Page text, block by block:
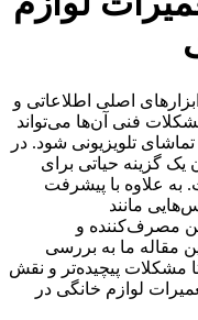
اصلی اطلاعاتی و
فنی آن‌ها می‌تواند
تلویزیونی شود. در
یک گزینه حیاتی برای
به علاوه با پیشرفت
مانند
مصرف‌کننده و
مقاله ما به بررسی
مشکلات پیچیده‌تر و نقش
لوازم خانگی در